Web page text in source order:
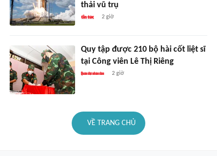
thải vũ trụ
2 giờ
Quy tập được 210 bộ hài cốt liệt sĩ
tại Công viên Lê Thị Riêng
2 giờ
VỀ TRANG CHỦ